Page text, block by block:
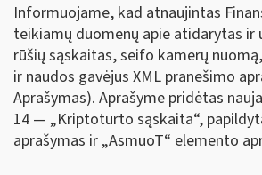
Informuojame, kad atnaujintas
teikiamų duomenų apie atidarytas ir
rūšių sąskaitas, seifo kamerų
ir naudos gavėjus XML pranešimo
Aprašymas). Aprašyme pridėtas
14 — „Kriptoturto sąskaita“,
aprašymas ir „AsmuoT“ elemento